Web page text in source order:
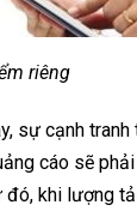
riêng
sự cạnh
cáo sẽ
khi lượng